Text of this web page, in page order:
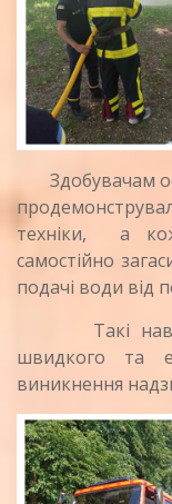
Здобувачам
техніки, а
самостійно
подачі води від
Такі
швидкого та
виникнення